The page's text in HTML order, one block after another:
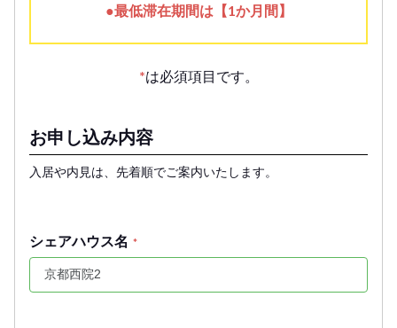
●最低滞在期間は【1か月間】
*は必須項目です。
お申し込み内容
入居や内見は、先着順でご案内いたします。
シェアハウス名 *